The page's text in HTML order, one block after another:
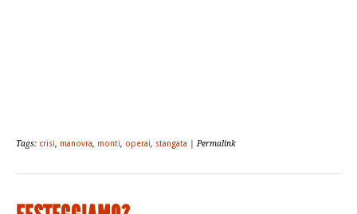
Tags: crisi manovra monti operai stangata | Permalink